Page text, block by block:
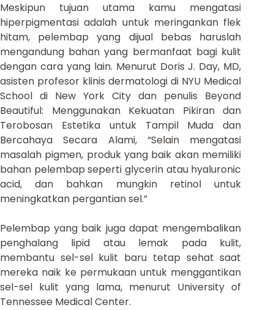
Meskipun tujuan utama kamu mengatasi
hiperpigmentasi adalah untuk meringankan flek
hitam, pelembap yang dijual bebas haruslah
mengandung bahan yang bermanfaat bagi kulit
dengan cara yang lain. Menurut Doris J. Day, MD,
asisten profesor klinis dermatologi di NYU Medical
School di New York City dan penulis Beyond
Beautiful: Menggunakan Kekuatan Pikiran dan
Terobosan Estetika untuk Tampil Muda dan
Bercahaya Secara Alami, “Selain mengatasi
masalah pigmen, produk yang baik akan memiliki
bahan pelembap seperti glycerin atau hyaluronic
acid, dan bahkan mungkin retinol untuk
meningkatkan pergantian sel.”
Pelembap yang baik juga dapat mengembalikan
penghalang lipid atau lemak pada kulit,
membantu sel-sel kulit baru tetap sehat saat
mereka naik ke permukaan untuk menggantikan
sel-sel kulit yang lama, menurut University of
Tennessee Medical Center.